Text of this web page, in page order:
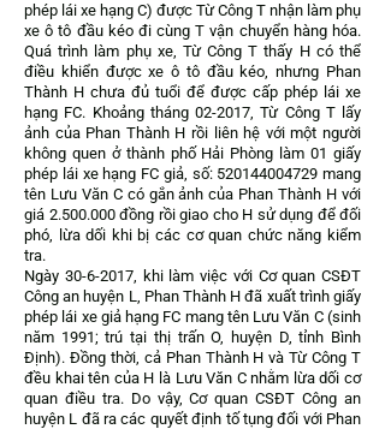
phép lái xe hạng C) được Từ Công T nhận làm phụ
xe ô tô đầu kéo đi cùng T vận chuyển hàng hóa.
Quá trình làm phụ xe, Từ Công T thấy H có thể
điều khiển được xe ô tô đầu kéo, nhưng Phan
Thành H chưa đủ tuổi để được cấp phép lái xe
hạng FC. Khoảng tháng 02-2017, Từ Công T lấy
ảnh của Phan Thành H rồi liên hệ với một người
không quen ở thành phố Hải Phòng làm 01 giấy
phép lái xe hạng FC giả, số: 520144004729 mang
tên Lưu Văn C có gắn ảnh của Phan Thành H với
giá 2.500.000đồng rồi giao cho H sử dụng để đối
phó, lừa dối khi bị các cơ quan chức năng kiểm
tra.
Ngày 30-6-2017, khi làm việc với Cơ quan CSĐT
Công an huyện L, Phan Thành H đã xuất trình giấy
phép lái xe giả hạng FC mang tên Lưu Văn C (sinh
năm 1991; trú tại thị trấn O, huyện D, tỉnh Bình
Định). Đồng thời, cả Phan Thành H và Từ Công T
đều khai tên của H là Lưu Văn C nhằm lừa dối cơ
quan điều tra. Do vậy, Cơ quan CSĐT Công an
huyện L đã ra các quyết định tố tụng đối với Phan